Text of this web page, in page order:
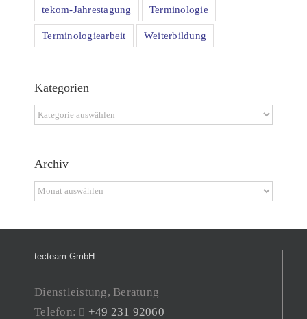
tekom-Jahrestagung Terminologie
Terminologiearbeit Weiterbildung
Kategorien
Kategorien
Archiv
Archiv
tecteam GmbH
Dienstleistung, Beratung
Telefon:
+49 231 92060